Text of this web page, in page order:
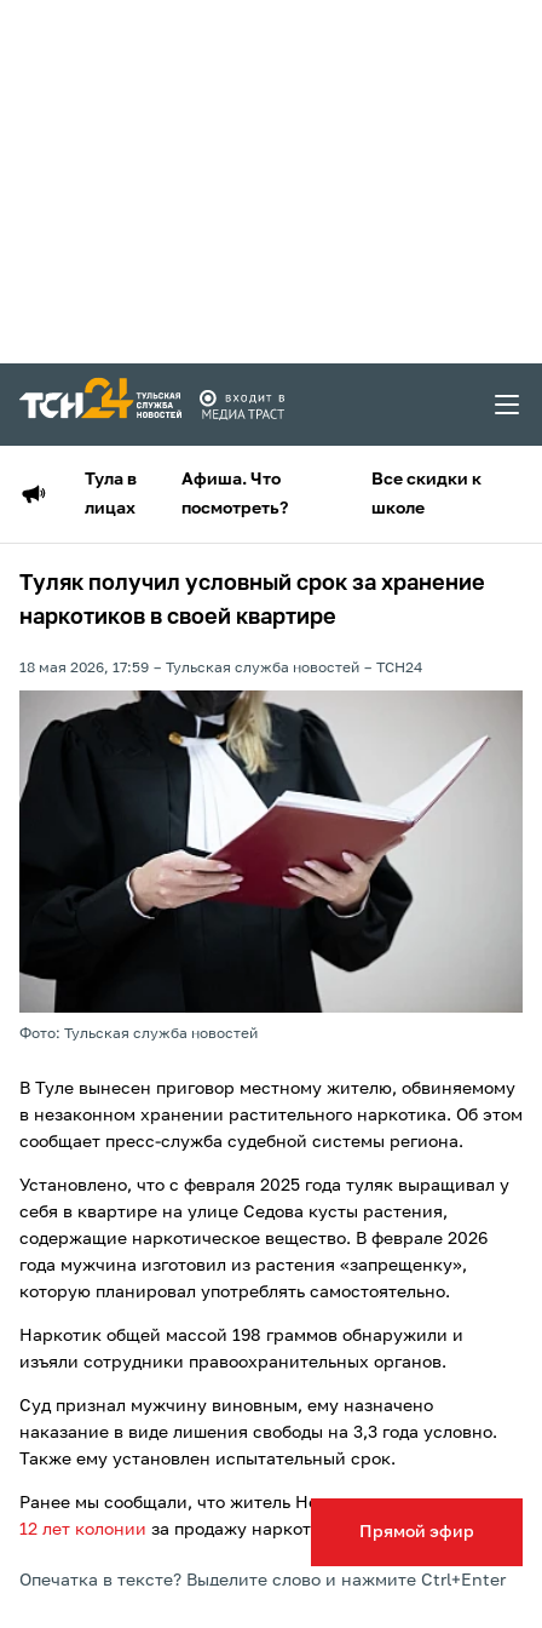
Тула в
лицах
Афиша. Что
посмотреть?
Все скидки к
школе
Прямой эфир
Туляк получил условный срок за хранение
наркотиков в своей квартире
18 мая 2026, 17:59 Тульская служба новостей ТСН24
Фото: Тульская служба новостей
В Туле вынесен приговор местному жителю, обвиняемому
в незаконном хранении растительного наркотика. Об этом
сообщает пресс-служба судебной системы региона.
Установлено, что с февраля 2025 года туляк выращивал у
себя в квартире на улице Седова кусты растения,
содержащие наркотическое вещество. В феврале 2026
года мужчина изготовил из растения «запрещенку»,
которую планировал употреблять самостоятельно.
Наркотик общей массой 198 граммов обнаружили и
изъяли сотрудники правоохранительных органов.
Суд признал мужчину виновным, ему назначено
наказание в виде лишения свободы на 3,3 года условно.
Также ему установлен испытательный срок.
Ранее мы сообщали, что житель Новомосковска получил
12 лет колонии за продажу наркотиков.
Опечатка в тексте? Выделите слово и нажмите Ctrl+Enter